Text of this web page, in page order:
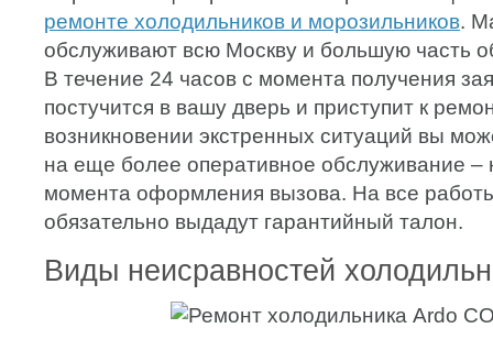
ремонте холодильников и морозильников.
обслуживают всю Москву и большую часть
В течение 24 часов с момента получения
постучится в вашу дверь и приступит к
возникновении экстренных ситуаций вы
на еще более оперативное обслуживание –
момента оформления вызова. На все
обязательно выдадут гарантийный талон.
Виды неисравностей